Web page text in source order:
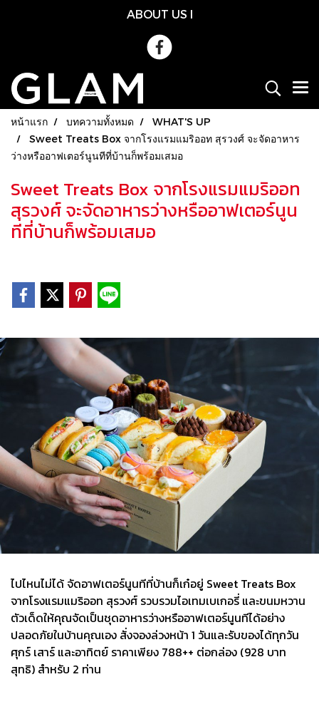
ABOUT US l
หน้าแรก บทความทั้งหมด
WHAT'S UP
Sweet Treats Box จากโรงแรมแมริออท สุรวงศ์ จะจัดอาหาร
ว่างหรืออาฟเตอร์นูนทีที่บ้านก็พร้อมเสมอ
Sweet Treats Box จากโรงแรมแมริออท
สุรวงศ์ จะจัดอาหารว่างหรืออาฟเตอร์นูน
ทีที่บ้านก็พร้อมเสมอ
ไปไหนไม่ได้ จัดอาฟเตอร์นูนทีที่บ้านก็เก๋อยู่ Sweet Treats Box
จากโรงแรมแมริออท สุรวงศ์ รวบรวมไอเทมเบเกอรี่ และขนมหวาน
ตัวเด็ดให้คุณจัดเป็นชุดอาหารว่างหรืออาฟเตอร์นูนทีได้อย่าง
ปลอดภัยในบ้านคุณเอง สั่งจองล่วงหน้า 1 วันและรับของได้ทุกวัน
ศุกร์ เสาร์ และอาทิตย์ ราคาเพียง 788++ ต่อกล่อง (928 บาท
สุทธิ) สำหรับ 2 ท่าน